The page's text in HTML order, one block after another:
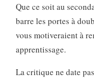
Que ce soit au
barre les portes à
vous motiveraient à
apprentissage.
La critique ne date